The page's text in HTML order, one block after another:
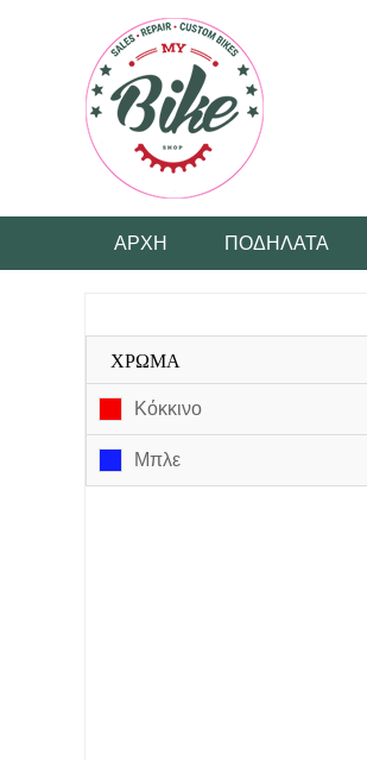
ΑΡΧΉ ΠΟΔΉΛΑΤΑ
ΧΡΏΜΑ
Κόκκινο
Μπλε